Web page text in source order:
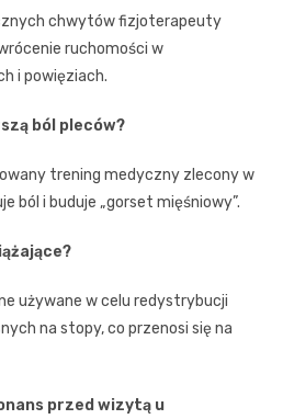
chwytów fizjoterapeuty
ruchomości w
i powięziach.
ból pleców?
trening medyczny zlecony w
ból i buduje „gorset mięśniowy”.
używane w celu redystrybucji
na stopy, co przenosi się na
przed wizytą u